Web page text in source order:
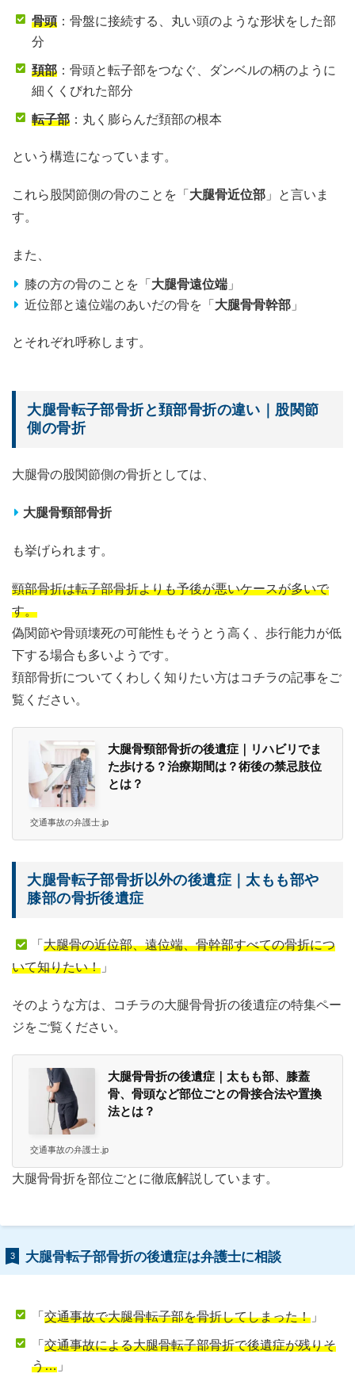
骨頭 ：骨盤に接続する、丸い頭のような形状をした部
分
頚部 ：骨頭と転子部をつなぐ、ダンベルの柄のように
細くくびれた部分
転子部 ：丸く膨らんだ頚部の根本
という構造になっています。
これら股関節側の骨のことを「 大腿骨近位部 」と言いま
す。
また、
膝の方の骨のことを「 大腿骨遠位端」
近位部と遠位端のあいだの骨を「 大腿骨骨幹部」
とそれぞれ呼称します。
大腿骨転子部骨折と頚部骨折の違い｜股関節
側の骨折
大腿骨の股関節側の骨折としては、
大腿骨頸部骨折
も挙げられます。
頸部骨折は転子部骨折よりも予後が悪いケースが多いで
す。
偽関節や骨頭壊死の可能性もそうとう高く、歩行能力が低
下する場合も多いようです。
頚部骨折についてくわしく知りたい方はコチラの記事をご
覧ください。
大腿骨頸部骨折の後遺症｜リハビリでま
た歩ける？治療期間は？術後の禁忌肢位
とは？
交通事故の弁護士.jp
大腿骨転子部骨折以外の後遺症｜太もも部や
膝部の骨折後遺症
「 大腿骨の近位部、遠位端、骨幹部すべての骨折につ
いて知りたい！ 」
そのような方は、コチラの大腿骨骨折の後遺症の特集ペー
ジをご覧ください。
大腿骨骨折の後遺症｜太もも部、膝蓋
骨、骨頭など部位ごとの骨接合法や置換
法とは？
交通事故の弁護士.jp
大腿骨骨折を部位ごとに徹底解説しています。
3 大腿骨転子部骨折の後遺症は弁護士に相談
「 交通事故で大腿骨転子部を骨折してしまった！ 」
「 交通事故による大腿骨転子部骨折で後遺症が残りそ
う… 」